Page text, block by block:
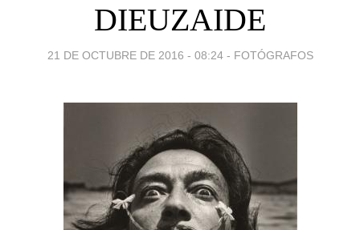
DIEUZAIDE
21 DE OCTUBRE DE 2016 - 08:24 - FOTÓGRAFOS